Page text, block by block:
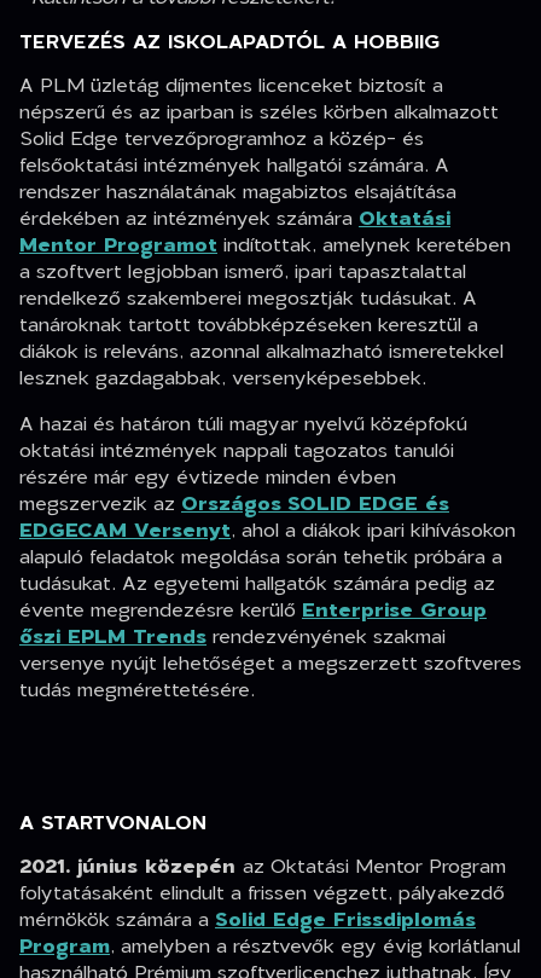
TERVEZÉS AZ ISKOLAPADTÓL A HOBBIIG
A PLM üzletág díjmentes licenceket biztosít a
népszerű és az iparban is széles körben alkalmazott
Solid Edge tervezőprogramhoz a közép- és
felsőoktatási intézmények hallgatói számára. A
rendszer használatának magabiztos elsajátítása
érdekében az intézmények számára Oktatási
Mentor Programotindítottak, amelynek keretében
a szoftvert legjobban ismerő, ipari tapasztalattal
rendelkező szakemberei megosztják tudásukat. A
tanároknak tartott továbbképzéseken keresztül a
diákok is releváns, azonnal alkalmazható ismeretekkel
lesznek gazdagabbak, versenyképesebbek.
A hazai és határon túli magyar nyelvű középfokú
oktatási intézmények nappali tagozatos tanulói
részére már egy évtizede minden évben
megszervezik az OrszágosSOLID EDGE és
EDGECAM Versenyt, ahol a diákok ipari kihívásokon
alapuló feladatok megoldása során tehetik próbára a
tudásukat. Az egyetemi hallgatók számára pedig az
évente megrendezésre kerülő Enterprise Group
őszi EPLM Trendsrendezvényének szakmai
versenye nyújt lehetőséget a megszerzett szoftveres
tudás megmérettetésére.
A STARTVONALON
2021. június közepén az Oktatási Mentor Program
folytatásaként elindult a frissen végzett, pályakezdő
mérnökök számára a Solid Edge Frissdiplomás
Program, amelyben a résztvevők egy évig korlátlanul